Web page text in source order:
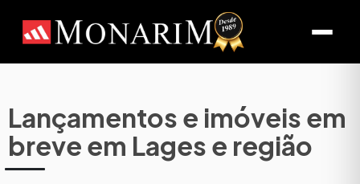
Lançamentos e imóveis em
breve em Lages e região